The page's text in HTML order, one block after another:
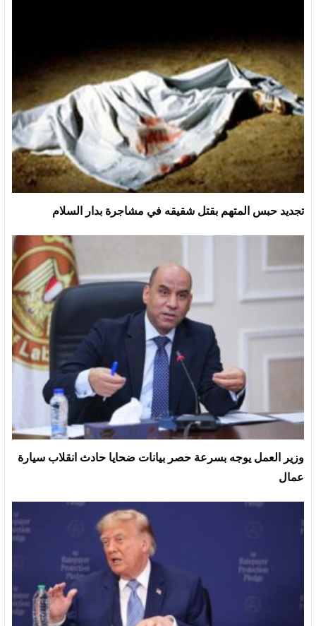
تجديد حبس المتهم بقتل شقيقه في مشاجرة بدار السلام
وزير العمل يوجه بسرعة حصر بيانات ضحايا حادث انقلاب سيارة
عمال